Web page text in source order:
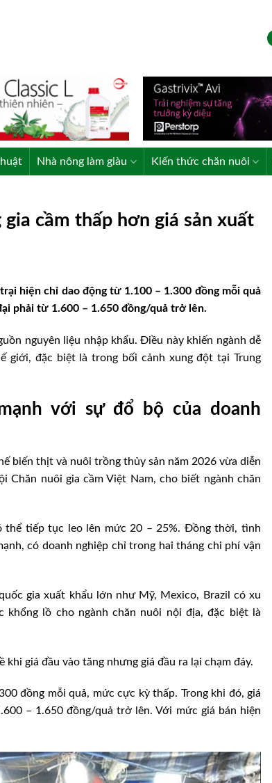
Nhà nông làm giàu Kiến thức chăn nuôi
cầm thấp hơn giá sản xuất
hiện chỉ dao động từ 1.100 – 1.300 đồng mỗi quả
phải từ 1.600 – 1.650 đồng/quả trở lên.
nguyên liệu nhập khẩu. Điều này khiến ngành dễ
đặc biệt là trong bối cảnh xung đột tại Trung
với sự đổ bộ của doanh
biến thịt và nuôi trồng thủy sản năm 2026 vừa diễn
Chăn nuôi gia cầm Việt Nam, cho biết ngành chăn
thể tiếp tục leo lên mức 20 – 25%. Đồng thời, tình
có doanh nghiệp chỉ trong hai tháng chi phí vận
gia xuất khẩu lớn như Mỹ, Mexico, Brazil có xu
lồ cho ngành chăn nuôi nội địa, đặc biệt là
giá đầu vào tăng nhưng giá đầu ra lại chạm đáy.
đồng mỗi quả, mức cực kỳ thấp. Trong khi đó, giá
– 1.650 đồng/quả trở lên. Với mức giá bán hiện